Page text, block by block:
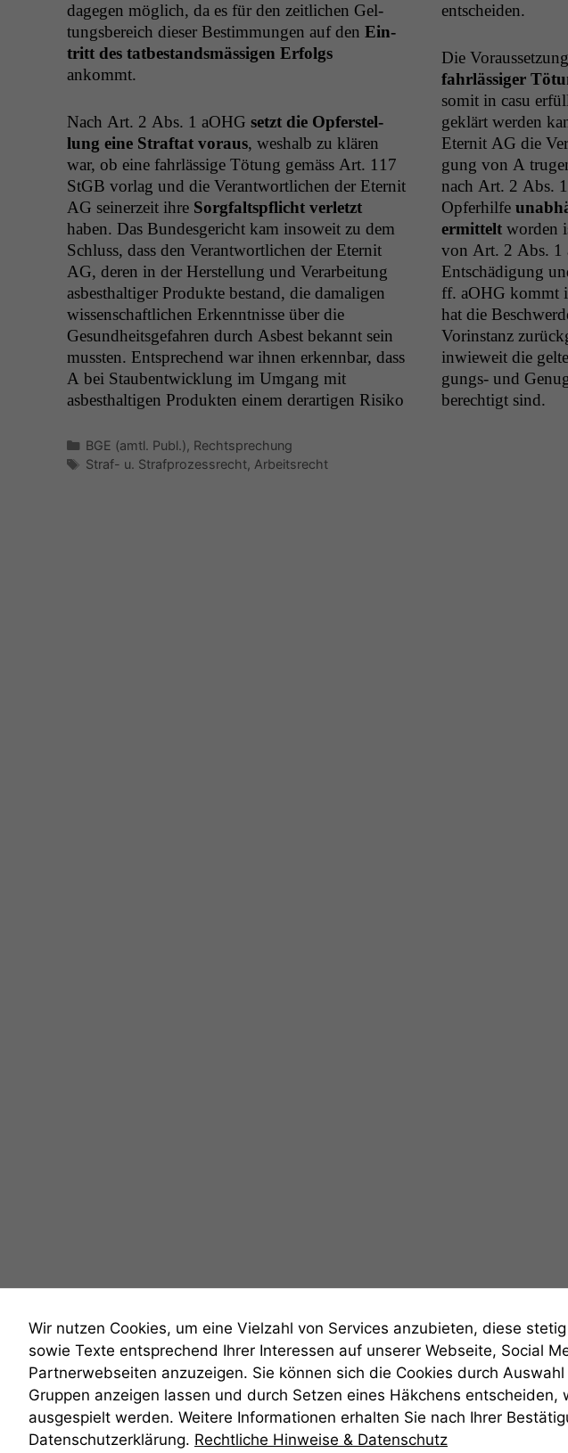
dage­gen möglich, da es für den zeitlichen Gel­
tungs­bere­ich dieser Bes­tim­mungen auf den Ein­
tritt des tatbe­standsmäs­si­gen Erfol­gs
ankommt.
Nach Art. 2 Abs. 1 aOHG set­zt die Opfer­stel­
lung eine Straftat voraus, weshalb zu klären
war, ob eine fahrläs­sige Tötung gemäss Art. 117
StGB vor­lag und die Ver­ant­wortlichen der Eter­nit
AG sein­erzeit ihre Sorgfalt­spflicht ver­let­zt
haben. Das Bun­des­gericht kam insoweit zu dem
Schluss, dass den Ver­ant­wortlichen der Eter­nit
AG, deren in der Her­stel­lung und Ver­ar­beitung
asbesthaltiger Pro­duk­te bestand, die dama­li­gen
wis­senschaftlichen Erken­nt­nisse über die
Gesund­heits­ge­fahren durch Asbest bekan­nt sein
mussten. Entsprechend war ihnen erkennbar, dass
A bei Stauben­twick­lung im Umgang mit
asbesthalti­gen Pro­duk­ten einem der­ar­ti­gen Risiko
entscheiden.
Die
fahrläs­siger
somit in casu
gek­lärt wer­den
Eter­nit AG die
gung von A
nach Art. 2 Abs.
Opfer­hil­fe
ermit­teltwor­den
von Art. 2 Abs. 1
Entschädi­gung
ff. aOHG kommt
hat die
Vorin­stanz
inwieweit die
gungs- und
berechtigt sind.
Kategorien
BGE (amtl. Publ.), Rechtsprechung
Schlagwörter
Straf- u. Strafprozessrecht, Arbeitsrecht
anmelden
Wir nutzen Cookies, um eine Vielzahl von Services anzubieten, diese
sowie Texte entsprechend Ihrer Interessen auf unserer Webseite, Social
Partnerwebseiten anzuzeigen. Sie können sich die Cookies durch
Gruppen anzeigen lassen und durch Setzen eines Häkchens entscheiden,
ausgespielt werden. Weitere Informationen erhalten Sie nach Ihrer
Datenschutzerklärung. Rechtliche Hinweise & Datenschutz